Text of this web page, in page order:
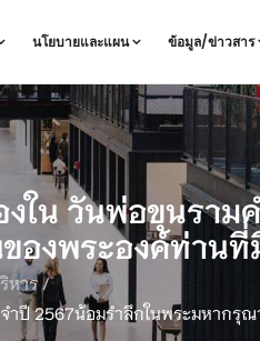
นโยบายและแผน ข้อมูล/ข่าวสาร
ใน วันพ่อขุนราม
งพระองค์ท่านที่
หาร/
ำปี 2567น้อมรำลึกในพระมหาก